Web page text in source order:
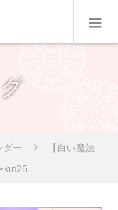
ー
【白い魔法
kin26